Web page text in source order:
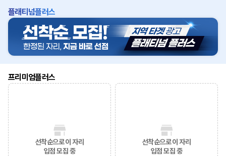
플래티넘플러스
프리미엄플러스
선착순으로 이 자리
입점 모집 중
선착순으로 이 자리
입점 모집 중